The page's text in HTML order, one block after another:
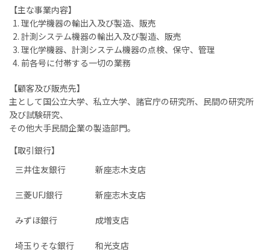
【主な事業内容】
理化学機器の輸出入及び製造、販売
計測システム機器の輸出入及び製造、販売
理化学機器、計測システム機器の点検、保守、管理
前各号に付帯する一切の業務
【顧客及び販売先】
主として国公立大学、私立大学、諸官庁の研究所、民間の研究所
及び試験研究、
その他大手民間企業の製造部門。
【取引銀行】
三井住友銀行
新座志木支店
三菱UFJ銀行 新座志木支店
みずほ銀行 成増支店
埼玉りそな銀行 和光支店